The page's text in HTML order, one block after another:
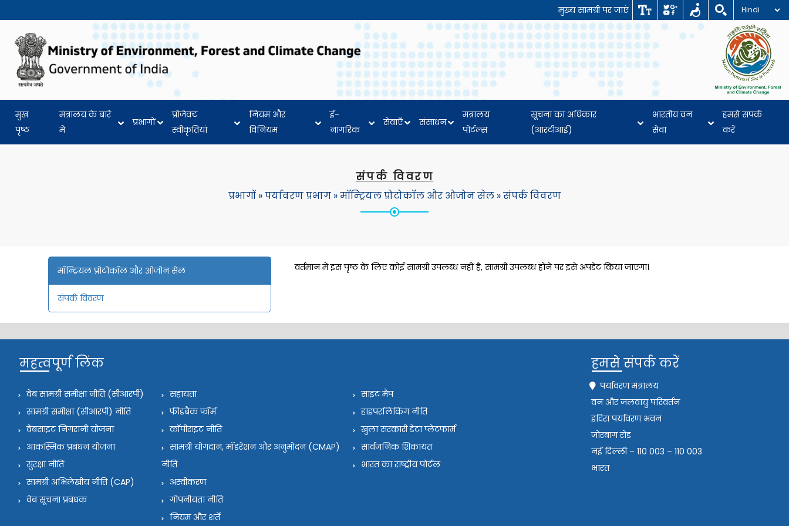
मुख्य सामग्री पर जाएं
मुख
पृष्ठ
मंत्रालय के बारे
में
प्रभागों
प्रोजेक्ट
स्वीकृतियां
नियम और
विनियम
ई-
नागरिक
सेवाएँ संसाधन
मंत्रालय
पोर्टल्स
सूचना का अधिकार
(आरटीआई)
भारतीय वन
सेवा
हमसे संपर्क
करें
संपर्क विवरण
प्रभागों»पर्यावरण प्रभाग»मॉन्ट्रियल प्रोटोकॉल और ओजोन सेल»संपर्क विवरण
मॉन्ट्रियल प्रोटोकॉल और ओजोन सेल
संपर्क विवरण
वर्तमान में इस पृष्ठ के लिए कोई सामग्री उपलब्ध नहीं है, सामग्री उपलब्ध होने पर इसे अपडेट किया जाएगा।
महत्वपूर्ण लिंक
वेब सामग्री समीक्षा नीति (सीआरपी)
सामग्री समीक्षा (सीआरपी) नीति
वेबसाइट निगरानी योजना
आकस्मिक प्रबंधन योजना
सुरक्षा नीति
सामग्री अभिलेखीय नीति (CAP)
वेब सूचना प्रबंधक
सहायता
फीडबैक फॉर्म
कॉपीराइट नीति
सामग्री योगदान, मॉडरेशन और अनुमोदन (CMAP)
नीति
अस्वीकरण
गोपनीयता नीति
नियम और शर्तें
साइट मैप
हाइपरलिंकिंग नीति
खुला सरकारी डेटा प्लेटफार्म
सार्वजनिक शिकायत
भारत का राष्ट्रीय पोर्टल
हमसे संपर्क करें
पर्यावरण मंत्रालय
वन और जलवायु परिवर्तन
इंदिरा पर्यावरण भवन
जोरबाग रोड
नई दिल्ली – 110 003 – 110 003
भारत